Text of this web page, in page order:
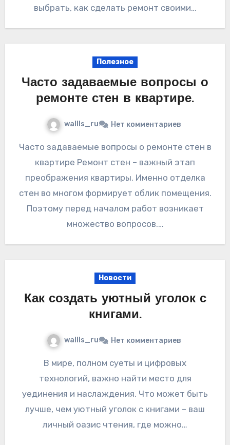
выбрать, как сделать ремонт своими…
Полезное
Часто задаваемые вопросы о
ремонте стен в квартире.
wallls_ru Нет комментариев
Часто задаваемые вопросы о ремонте стен в
квартире Ремонт стен – важный этап
преображения квартиры. Именно отделка
стен во многом формирует облик помещения.
Поэтому перед началом работ возникает
множество вопросов.…
Новости
Как создать уютный уголок с
книгами.
wallls_ru Нет комментариев
В мире, полном суеты и цифровых
технологий, важно найти место для
уединения и наслаждения. Что может быть
лучше, чем уютный уголок с книгами – ваш
личный оазис чтения, где можно…